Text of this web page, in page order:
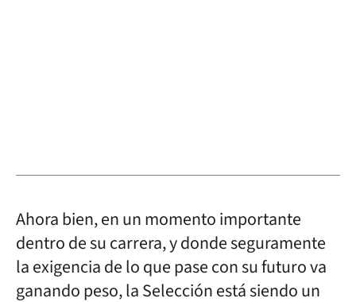
Ahora bien, en un momento importante
dentro de su carrera, y donde seguramente
la exigencia de lo que pase con su futuro va
ganando peso, la Selección está siendo un